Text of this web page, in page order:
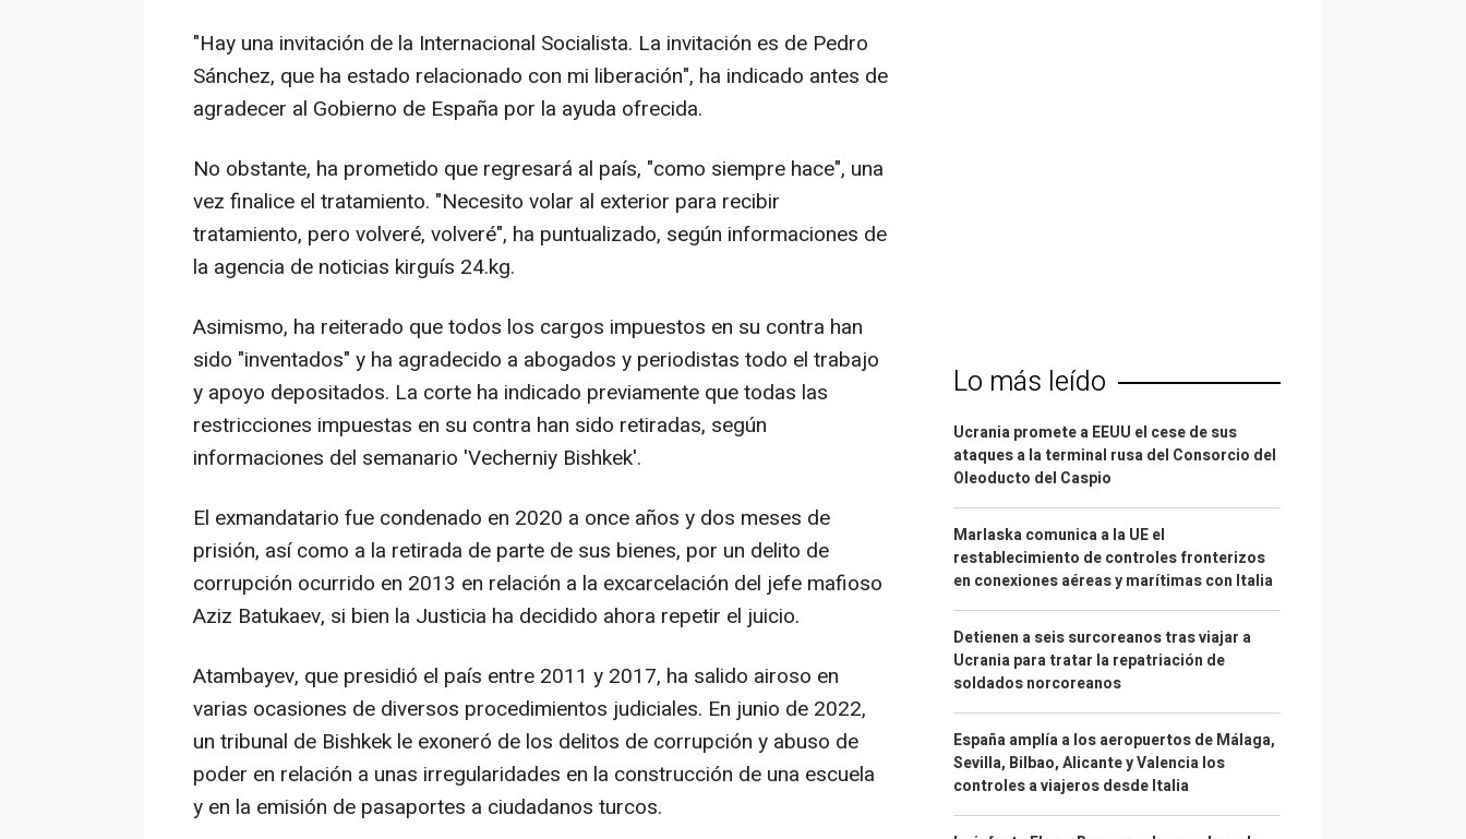
"Hay una invitación de la Internacional Socialista. La invitación es de Pedro
Sánchez, que ha estado relacionado con mi liberación", ha indicado antes de
agradecer al Gobierno de España por la ayuda ofrecida.
No obstante, ha prometido que regresará al país, "como siempre hace", una
vez finalice el tratamiento. "Necesito volar al exterior para recibir
tratamiento, pero volveré, volveré", ha puntualizado, según informaciones de
la agencia de noticias kirguís 24.kg.
Asimismo, ha reiterado que todos los cargos impuestos en su contra han
sido "inventados" y ha agradecido a abogados y periodistas todo el trabajo
y apoyo depositados. La corte ha indicado previamente que todas las
restricciones impuestas en su contra han sido retiradas, según
informaciones del semanario 'Vecherniy Bishkek'.
El exmandatario fue condenado en 2020 a once años y dos meses de
prisión, así como a la retirada de parte de sus bienes, por un delito de
corrupción ocurrido en 2013 en relación a la excarcelación del jefe mafioso
Aziz Batukaev, si bien la Justicia ha decidido ahora repetir el juicio.
Atambayev, que presidió el país entre 2011 y 2017, ha salido airoso en
varias ocasiones de diversos procedimientos judiciales. En junio de 2022,
un tribunal de Bishkek le exoneró de los delitos de corrupción y abuso de
poder en relación a unas irregularidades en la construcción de una escuela
y en la emisión de pasaportes a ciudadanos turcos.
Lo más leído
Ucrania promete a EEUU el cese de sus
ataques a la terminal rusa del Consorcio del
Oleoducto del Caspio
Marlaska comunica a la UE el
restablecimiento de controles fronterizos
en conexiones aéreas y marítimas con Italia
Detienen a seis surcoreanos tras viajar a
Ucrania para tratar la repatriación de
soldados norcoreanos
España amplía a los aeropuertos de Málaga,
Sevilla, Bilbao, Alicante y Valencia los
controles a viajeros desde Italia